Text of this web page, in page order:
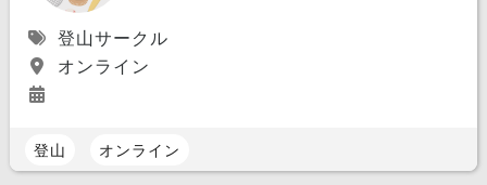
登山サークル
オンライン
登山 オンライン